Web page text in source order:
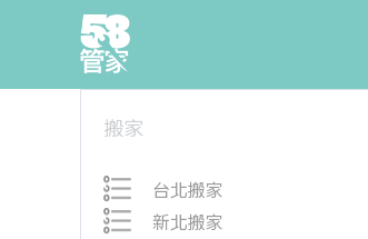
搬家
台北搬家
新北搬家